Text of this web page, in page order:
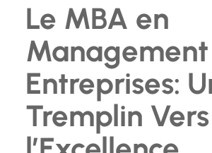
Le MBA en
Entreprises:
Tremplin Vers